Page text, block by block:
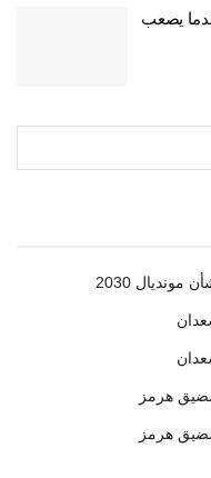
يصعب
2030
هرمز
هرمز